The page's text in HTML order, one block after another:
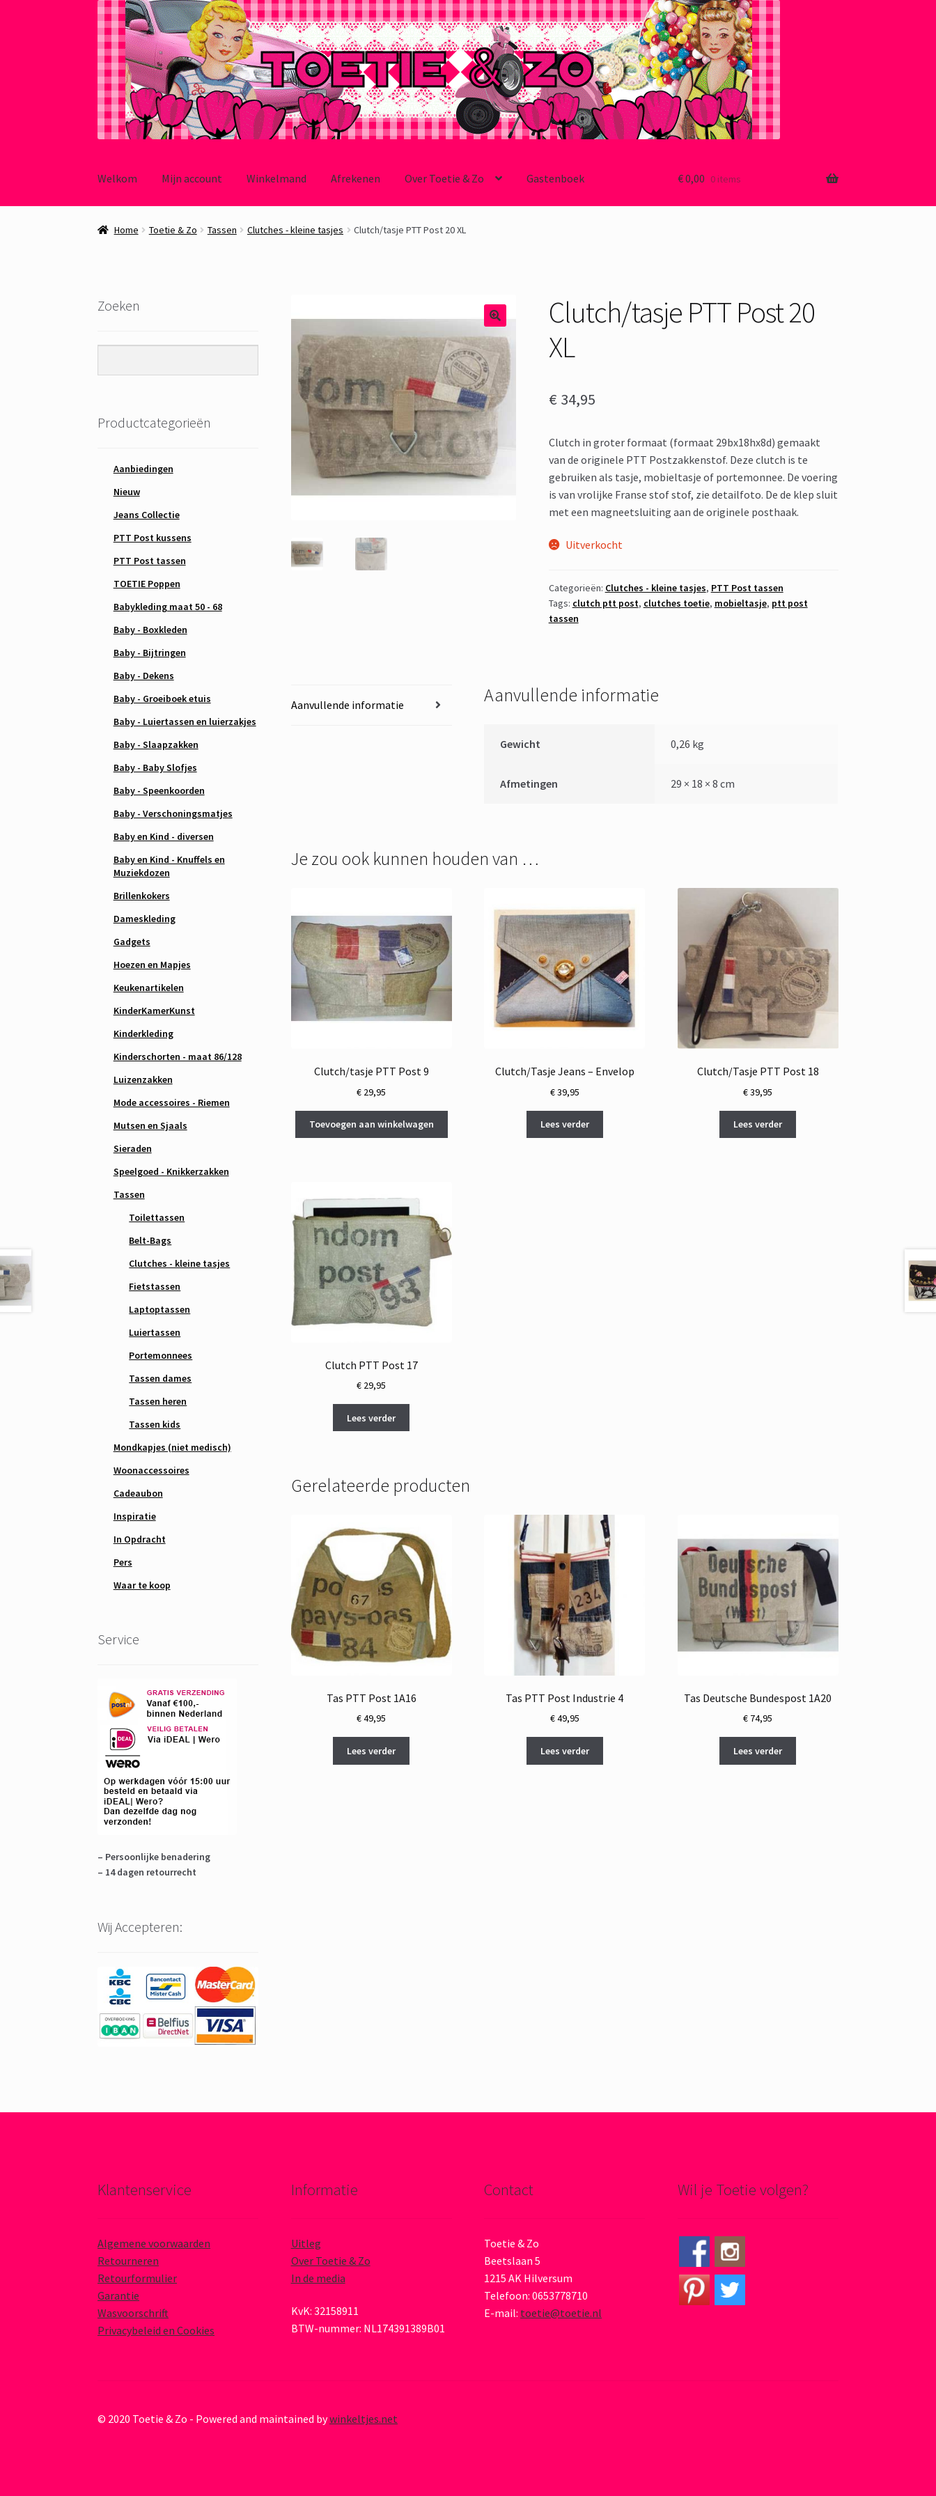
door
naar
Welkom Mijn account Winkelmand Afrekenen Over Toetie & Zo Gastenboek €0,00 0 items
Home Toetie & Zo Tassen Clutches - kleine tasjes Clutch/tasje PTT Post 20 XL
Clutch/tasje PTT Post 20
XL
€ 34,95
Clutch in groter formaat (formaat 29bx18hx8d) gemaakt
van de originele PTT Postzakkenstof. Deze clutch is te
gebruiken als tasje, mobieltasje of portemonnee. De voering
is van vrolijke Franse stof stof, zie detailfoto. De de klep sluit
met een magneetsluiting aan de originele posthaak.
Uitverkocht
Categorieën: Clutches - kleine tasjes, PTT Post tassen
Tags: clutch ptt post, clutches toetie, mobieltasje, ptt post
tassen
Aanvullende informatie Aanvullende informatie
Gewicht 0,26 kg
Afmetingen 29 × 18 × 8 cm
Je zou ook kunnen houden van …
Clutch/tasje PTT Post 9
€ 29,95
Toevoegen aan winkelwagen
Clutch/Tasje Jeans – Envelop
€39,95
Lees verder
Clutch/Tasje PTT Post 18
€39,95
Lees verder
Clutch PTT Post 17
€ 29,95
Lees verder
Gerelateerde producten
Tas PTT Post 1A16
€49,95
Lees verder
Tas PTT Post Industrie 4
€49,95
Lees verder
Tas Deutsche Bundespost 1A20
€ 74,95
Lees verder
Zoeken
Productcategorieën
Aanbiedingen
Nieuw
Jeans Collectie
PTT Post kussens
PTT Post tassen
TOETIE Poppen
Babykleding maat 50 - 68
Baby - Boxkleden
Baby - Bijtringen
Baby - Dekens
Baby - Groeiboek etuis
Baby - Luiertassen en luierzakjes
Baby - Slaapzakken
Baby - Baby Slofjes
Baby - Speenkoorden
Baby - Verschoningsmatjes
Baby en Kind - diversen
Baby en Kind - Knuffels en
Muziekdozen
Brillenkokers
Dameskleding
Gadgets
Hoezen en Mapjes
Keukenartikelen
KinderKamerKunst
Kinderkleding
Kinderschorten - maat 86/128
Luizenzakken
Mode accessoires - Riemen
Mutsen en Sjaals
Sieraden
Speelgoed - Knikkerzakken
Tassen
Toilettassen
Belt-Bags
Clutches - kleine tasjes
Fietstassen
Laptoptassen
Luiertassen
Portemonnees
Tassen dames
Tassen heren
Tassen kids
Mondkapjes (niet medisch)
Woonaccessoires
Cadeaubon
Inspiratie
In Opdracht
Pers
Waar te koop
Service
– Persoonlijke benadering
– 14 dagen retourrecht
Wij Accepteren:
Klantenservice
Algemene voorwaarden
Retourneren
Retourformulier
Garantie
Wasvoorschrift
Privacybeleid en Cookies
Informatie
Uitleg
Over Toetie & Zo
In de media
KvK: 32158911
BTW-nummer: NL174391389B01
Contact
Toetie & Zo
Beetslaan 5
1215 AK Hilversum
Telefoon: 0653778710
E-mail: toetie@toetie.nl
Wil je Toetie volgen?
© 2020 Toetie & Zo - Powered and maintained bywinkeltjes.net